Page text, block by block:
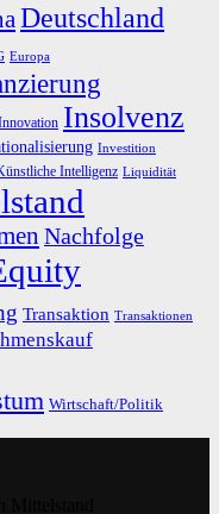
Deutschland
Europa
Insolvenz
Investition
Intelligenz Liquidität
Nachfolge
Transaktion Transaktionen
Wirtschaft/Politik